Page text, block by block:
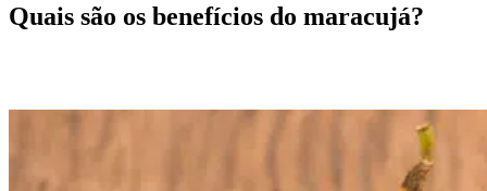
Quais são os benefícios do maracujá?